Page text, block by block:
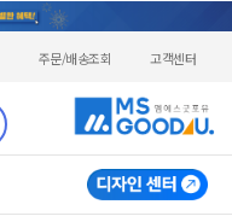
주문/배송조회 고객센터